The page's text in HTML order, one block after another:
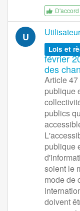
D'accord
U
Lois et
février
des
Article
publique
publics
publique
soient le
mode de
doivent